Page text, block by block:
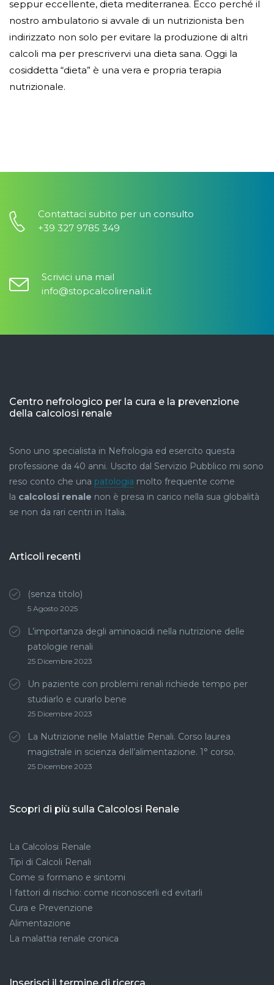
seppur eccellente, dieta mediterranea. Ecco perché il
nostro ambulatorio si avvale di un nutrizionista ben
indirizzato non solo per evitare la produzione di altri
calcoli ma per prescrivervi una dieta sana. Oggi la
cosiddetta “dieta” è una vera e propria terapia
nutrizionale.
Contattaci subito per un consulto
+39 327 9785 349
Scrivici una mail
info@stopcalcolirenali.it
Centro nefrologico per la cura e la prevenzione
della calcolosi renale
Sono uno specialista in Nefrologia ed esercito questa
professione da 40 anni. Uscito dal Servizio Pubblico mi sono
reso conto che una patologia molto frequente come
la calcolosi renale non è presa in carico nella sua globalità
se non da rari centri in Italia.
Articoli recenti
(senza titolo)
5 Agosto 2025
L’importanza degli aminoacidi nella nutrizione delle
patologie renali
25 Dicembre 2023
Un paziente con problemi renali richiede tempo per
studiarlo e curarlo bene
25 Dicembre 2023
La Nutrizione nelle Malattie Renali. Corso laurea
magistrale in scienza dell’alimentazione. 1° corso.
25 Dicembre 2023
Scopri di più sulla Calcolosi Renale
La Calcolosi Renale
Tipi di Calcoli Renali
Come si formano e sintomi
I fattori di rischio: come riconoscerli ed evitarli
Cura e Prevenzione
Alimentazione
La malattia renale cronica